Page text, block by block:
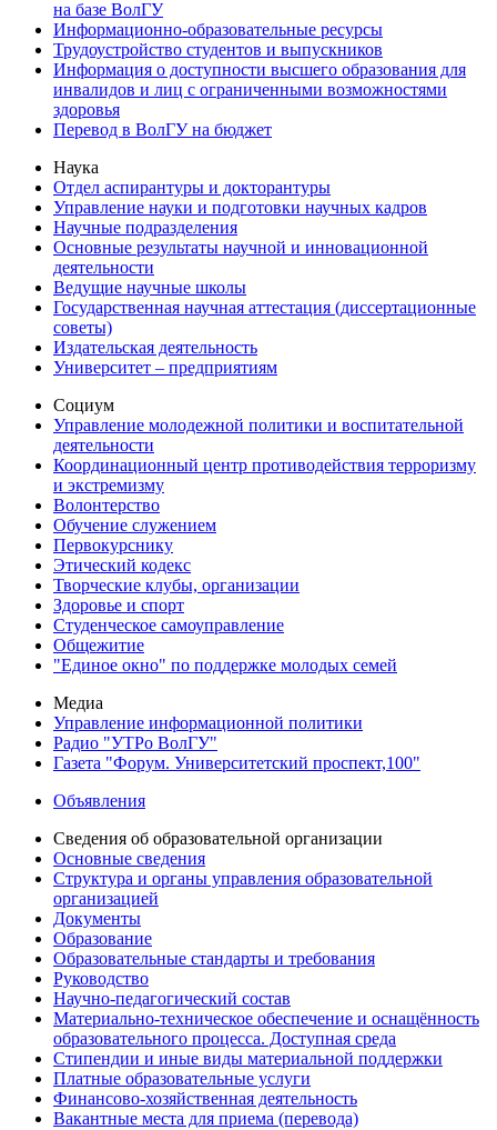
на базе ВолГУ
Информационно-образовательные ресурсы
Трудоустройство студентов и выпускников
Информация о доступности высшего образования для
инвалидов и лиц с ограниченными возможностями
здоровья
Перевод в ВолГУ на бюджет
Наука
Отдел аспирантуры и докторантуры
Управление науки и подготовки научных кадров
Научные подразделения
Основные результаты научной и инновационной
деятельности
Ведущие научные школы
Государственная научная аттестация (диссертационные
советы)
Издательская деятельность
Университет – предприятиям
Социум
Управление молодежной политики и воспитательной
деятельности
Координационный центр противодействия терроризму
и экстремизму
Волонтерство
Обучение служением
Первокурснику
Этический кодекс
Творческие клубы, организации
Здоровье и спорт
Студенческое самоуправление
Общежитие
"Единое окно" по поддержке молодых семей
Медиа
Управление информационной политики
Радио "УТРо ВолГУ"
Газета "Форум. Университетский проспект,100"
Объявления
Сведения об образовательной организации
Основные сведения
Структура и органы управления образовательной
организацией
Документы
Образование
Образовательные стандарты и требования
Руководство
Научно-педагогический состав
Материально-техническое обеспечение и оснащённость
образовательного процесса. Доступная среда
Стипендии и иные виды материальной поддержки
Платные образовательные услуги
Финансово-хозяйственная деятельность
Вакантные места для приема (перевода)